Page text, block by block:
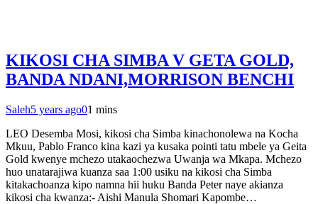
KIKOSI CHA SIMBA V GETA GOLD,
BANDA NDANI,MORRISON BENCHI
Saleh5 years ago01 mins
LEO Desemba Mosi, kikosi cha Simba kinachonolewa na Kocha
Mkuu, Pablo Franco kina kazi ya kusaka pointi tatu mbele ya Geita
Gold kwenye mchezo utakaochezwa Uwanja wa Mkapa. Mchezo
huo unatarajiwa kuanza saa 1:00 usiku na kikosi cha Simba
kitakachoanza kipo namna hii huku Banda Peter naye akianza
kikosi cha kwanza:- Aishi Manula Shomari Kapombe…